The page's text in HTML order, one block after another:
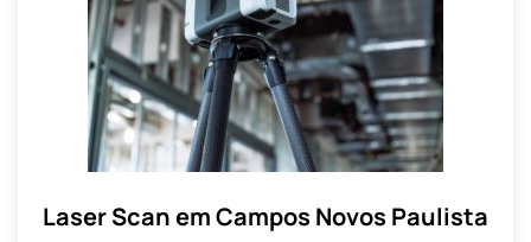
Laser Scan em Campos Novos Paulista